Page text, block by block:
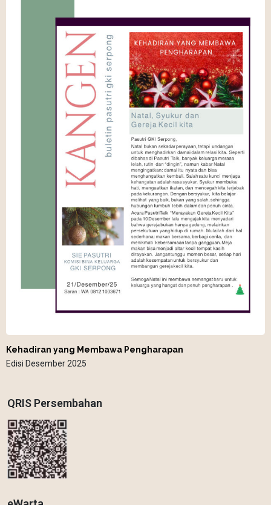
Kehadiran yang Membawa Pengharapan
Edisi Desember 2025
QRIS Persembahan